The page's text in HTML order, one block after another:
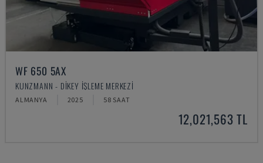
WF 650 5AX
KUNZMANN - DIKEY İŞLEME MERKEZI
ALMANYA 2025 58 SAAT
12,021,563 TL